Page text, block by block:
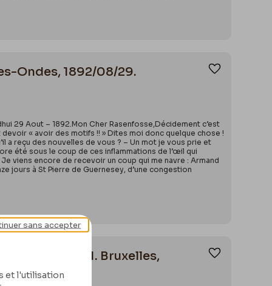
Ondes, 1892/08/29.
29 Aout – 1892.Mon Cher Rasenfosse,Décidement c’est
« avoir des motifs !! » Dites moi donc quelque chose !
a reçu des nouvelles de vous ? – Un mot je vous prie et
été sous le coup de ces inflammations de l’œil qui
viens encore de recevoir un coup qui me navre : Armand
jours à St Pierre de Guernesey, d’une congestion
Ajouter
1893/01/01. Bruxelles,
Ajouter
et l'utilisation
sans accepter